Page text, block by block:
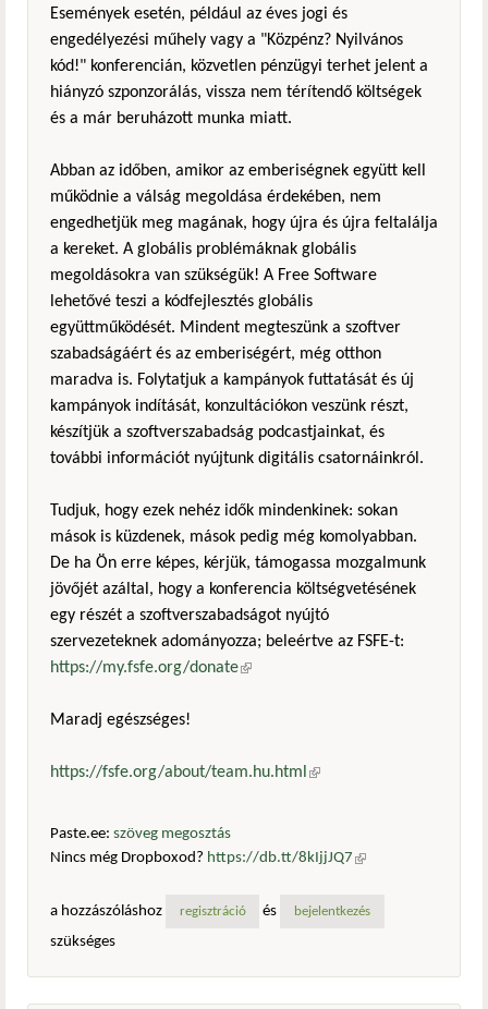
Események esetén, például az éves jogi és
engedélyezési műhely vagy a "Közpénz? Nyilvános
kód!" konferencián, közvetlen pénzügyi terhet jelent a
hiányzó szponzorálás, vissza nem térítendő költségek
és a már beruházott munka miatt.
Abban az időben, amikor az emberiségnek együtt kell
működnie a válság megoldása érdekében, nem
engedhetjük meg magának, hogy újra és újra feltalálja
a kereket. A globális problémáknak globális
megoldásokra van szükségük! A Free Software
lehetővé teszi a kódfejlesztés globális
együttműködését. Mindent megteszünk a szoftver
szabadságáért és az emberiségért, még otthon
maradva is. Folytatjuk a kampányok futtatását és új
kampányok indítását, konzultációkon veszünk részt,
készítjük a szoftverszabadság podcastjainkat, és
további információt nyújtunk digitális csatornáinkról.
Tudjuk, hogy ezek nehéz idők mindenkinek: sokan
mások is küzdenek, mások pedig még komolyabban.
De ha Ön erre képes, kérjük, támogassa mozgalmunk
jövőjét azáltal, hogy a konferencia költségvetésének
egy részét a szoftverszabadságot nyújtó
szervezeteknek adományozza; beleértve az FSFE-t:
https://my.fsfe.org/donate(külső hivatkozás)
Maradj egészséges!
https://fsfe.org/about/team.hu.html (külső hivatkozás)
Paste.ee: szöveg megosztás
Nincs még Dropboxod? https://db.tt/8kIjjJQ7 (külső
a hozzászóláshoz
regisztráció és bejelentkezés
szükséges